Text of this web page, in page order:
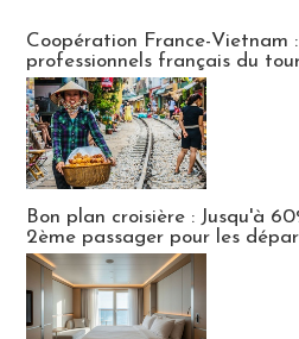
Coopération France-Vietnam
professionnels français du
Bon plan croisière : Jusqu'à
2ème passager pour les